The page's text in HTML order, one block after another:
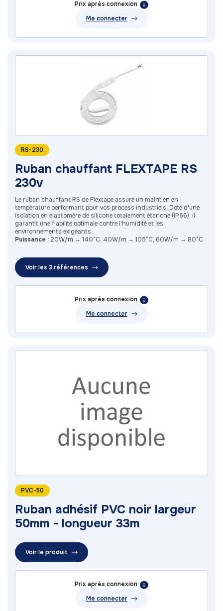
Prix après connexion
Me connecter
RS-230
Ruban chauffant FLEXTAPE RS
230v
Le ruban chauffant RS de Flextape assure un maintien en
température performant pour vos process industriels. Doté d'une
isolation en élastomère de silicone totalement étanche (IP66), il
garantit une fiabilité optimale contre l'humidité et les
environnements exigeants.
Puissance : 20W/m → 140°C, 40W/m → 105°C, 60W/m → 80°C
Voir les 3 références
Prix après connexion
Me connecter
PVC-50
Ruban adhésif PVC noir largeur
50mm - longueur 33m
Voir le produit
Prix après connexion
Me connecter